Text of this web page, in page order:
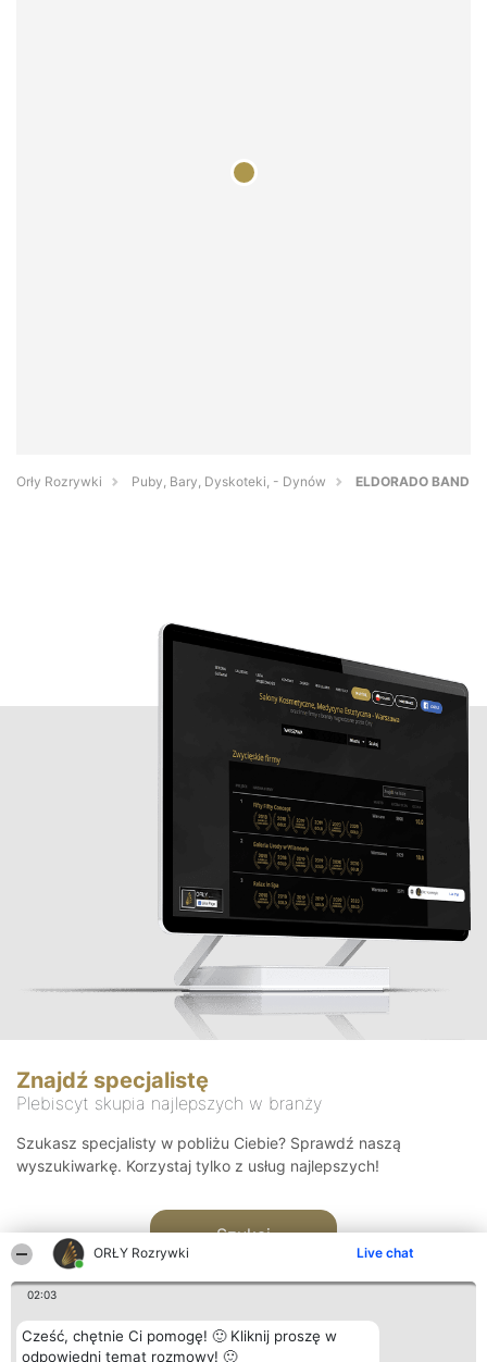
ORŁY Rozrywki Live chat
02:03
Cześć, chętnie Ci pomogę! 🙂 Kliknij proszę w
odpowiedni temat rozmowy! 🙂
Orły Rozrywki Puby, Bary, Dyskoteki, - Dynów ELDORADO BAND
Znajdź specjalistę
Plebiscyt skupia najlepszych w branży
Szukasz specjalisty w pobliżu Ciebie? Sprawdź naszą
wyszukiwarkę. Korzystaj tylko z usług najlepszych!
Szukaj